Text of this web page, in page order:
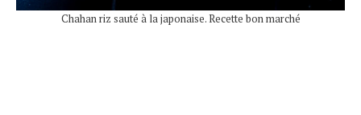
Chahan riz sauté à la japonaise. Recette bon marché